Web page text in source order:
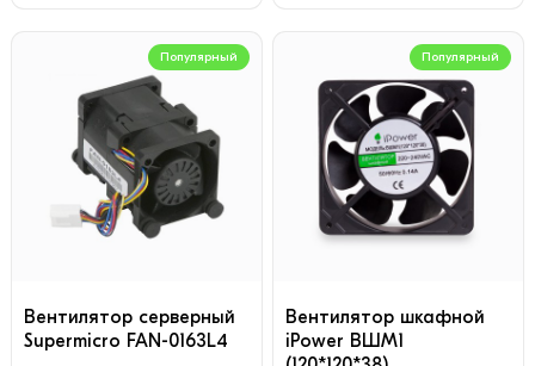
Популярный
Вентилятор серверный
Supermicro FAN-0163L4
Популярный
Вентилятор шкафной
iPower ВШМ1